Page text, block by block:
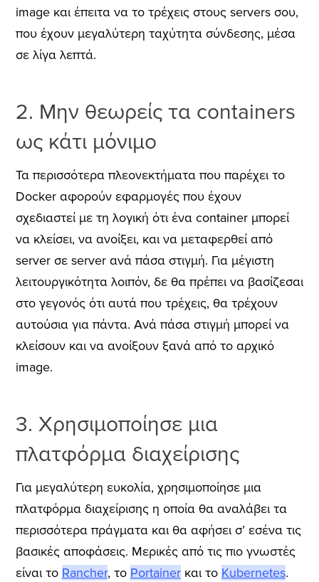
image και έπειτα να το τρέχεις στους servers σου,
που έχουν μεγαλύτερη ταχύτητα σύνδεσης, μέσα
σε λίγα λεπτά.
2. Μην θεωρείς τα containers
ως κάτι μόνιμο
Τα περισσότερα πλεονεκτήματα που παρέχει το
Docker αφορούν εφαρμογές που έχουν
σχεδιαστεί με τη λογική ότι ένα container μπορεί
να κλείσει, να ανοίξει, και να μεταφερθεί από
server σε server ανά πάσα στιγμή. Για μέγιστη
λειτουργικότητα λοιπόν, δε θα πρέπει να βασίζεσαι
στο γεγονός ότι αυτά που τρέχεις, θα τρέχουν
αυτούσια για πάντα. Ανά πάσα στιγμή μπορεί να
κλείσουν και να ανοίξουν ξανά από το αρχικό
image.
3. Χρησιμοποίησε μια
πλατφόρμα διαχείρισης
Για μεγαλύτερη ευκολία, χρησιμοποίησε μια
πλατφόρμα διαχείρισης η οποία θα αναλάβει τα
περισσότερα πράγματα και θα αφήσει σ’ εσένα τις
βασικές αποφάσεις. Μερικές από τις πιο γνωστές
είναι το Rancher, το Portainerκαι το Kubernetes.